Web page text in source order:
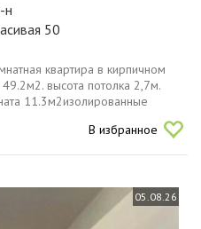
н
50
квартира в кирпичном
высота потолка 2,7м.
11.3м2изолированные
оборудован
В избранное
05.08.26